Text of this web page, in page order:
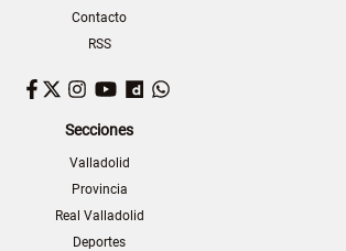
Contacto
RSS
Facebook
TwitterInstagram
YouTubeDailymotion
Secciones
Valladolid
Provincia
Real Valladolid
Deportes